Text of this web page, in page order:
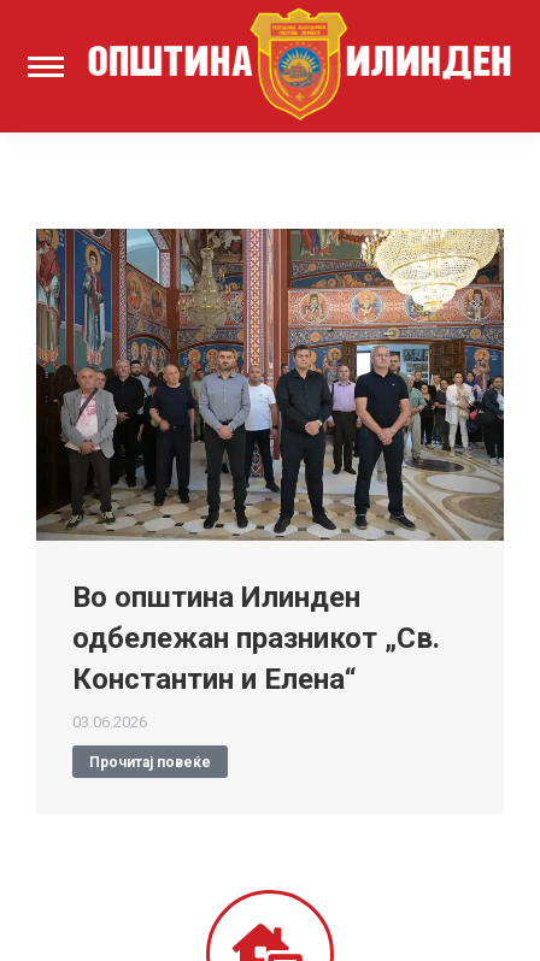
Во општина Илинден
одбележан празникот „Св.
Константин и Елена“
03.06.2026
Прочитај повеќе